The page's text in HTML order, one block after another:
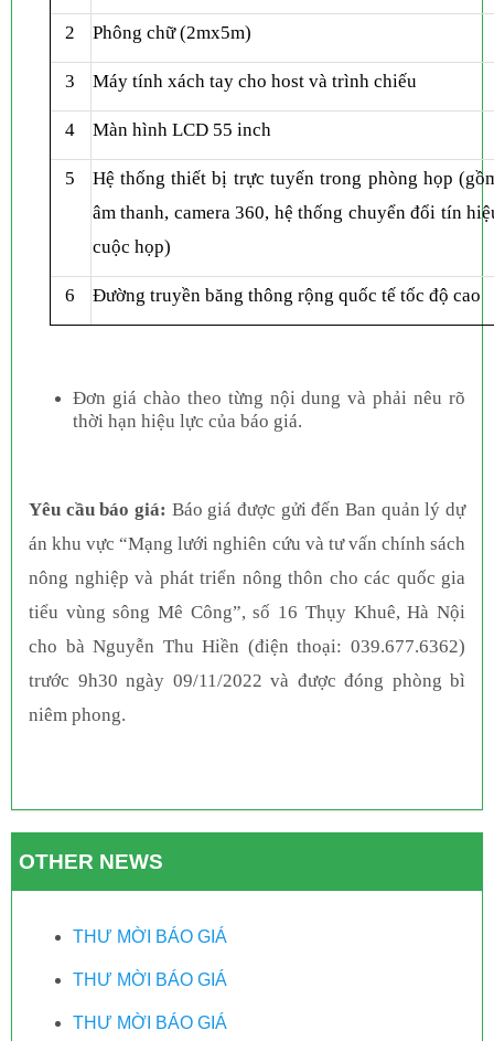
2 Phông chữ (2mx5m)
3 Máy tính xách tay cho host và trình chiếu
4 Màn hình LCD 55 inch
5
Hệ thống thiết bị trực tuyến trong phòng họp
âm thanh, camera 360, hệ thống chuyển đổi tín
cuộc họp)
6 Đường truyền băng thông rộng quốc tế tốc độ cao
Đơn giá chào theo từng nội dung và phải nêu rõ
thời hạn hiệu lực của báo giá.
Yêu cầu báo giá: Báo giá được gửi đến Ban quản lý dự
án khu vực “Mạng lưới nghiên cứu và tư vấn chính sách
nông nghiệp và phát triển nông thôn cho các quốc gia
tiểu vùng sông Mê Công”, số 16 Thụy Khuê, Hà Nội
cho bà Nguyễn Thu Hiền (điện thoại: 039.677.6362)
trước 9h30 ngày 09/11/2022 và được đóng phòng bì
niêm phong.
OTHER NEWS
THƯ MỜI BÁO GIÁ
THƯ MỜI BÁO GIÁ
THƯ MỜI BÁO GIÁ